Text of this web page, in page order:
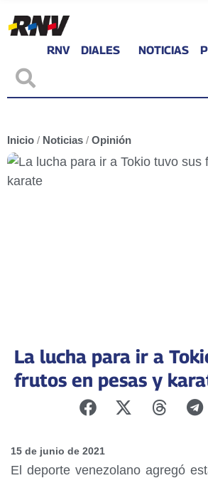
RNV DIALES NOTICIAS
Inicio / Noticias / Opinión
La lucha para ir a
frutos en pesas y
15 de junio de 2021
El deporte venezolano agregó